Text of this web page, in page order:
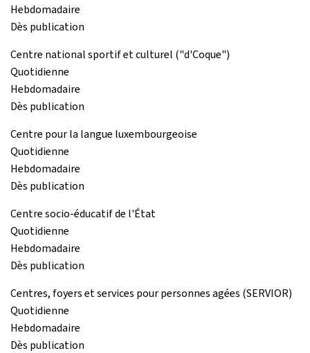
Hebdomadaire
Dès publication
Centre national sportif et culturel ("d'Coque")
Quotidienne
Hebdomadaire
Dès publication
Centre pour la langue luxembourgeoise
Quotidienne
Hebdomadaire
Dès publication
Centre socio-éducatif de l'État
Quotidienne
Hebdomadaire
Dès publication
Centres, foyers et services pour personnes agées (SERVIOR)
Quotidienne
Hebdomadaire
Dès publication